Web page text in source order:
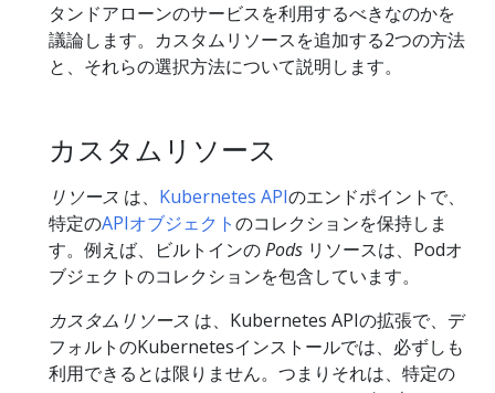
タンドアローンのサービスを利用するべきなのかを
議論します。カスタムリソースを追加する2つの方法
と、それらの選択方法について説明します。
カスタムリソース
リソース は、 Kubernetes APIのエンドポイントで、
特定のAPIオブジェクトのコレクションを保持しま
す。例えば、ビルトインのPods リソースは、Podオ
ブジェクトのコレクションを包含しています。
カスタムリソース は、Kubernetes APIの拡張で、デ
フォルトのKubernetesインストールでは、必ずしも
利用できるとは限りません。つまりそれは、特定の